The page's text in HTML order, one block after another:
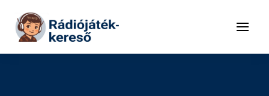
Tovább a tartalomhoz
Menü